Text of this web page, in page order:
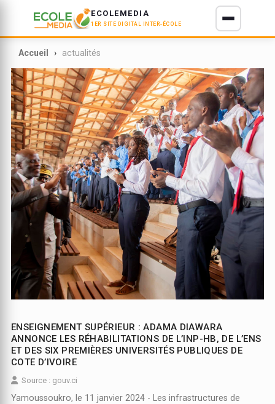
ECOLEMEDIA
1ER SITE DIGITAL INTER-ÉCOLE
Accueil actualités
ENSEIGNEMENT SUPÉRIEUR : ADAMA DIAWARA
ANNONCE LES RÉHABILITATIONS DE L’INP-HB, DE L’ENS
ET DES SIX PREMIÈRES UNIVERSITÉS PUBLIQUES DE
COTE D’IVOIRE
Source : gouv.ci
Yamoussoukro, le 11 janvier 2024 - Les infrastructures de